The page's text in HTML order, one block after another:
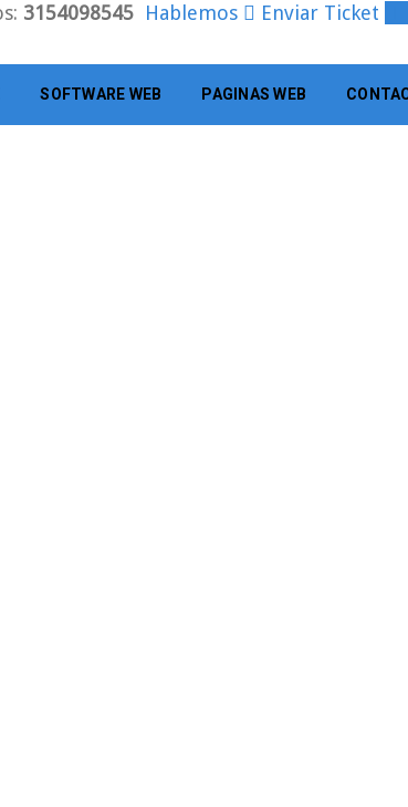
3154098545 Hablemos Enviar Ticket
SOFTWARE WEB PAGINAS WEB